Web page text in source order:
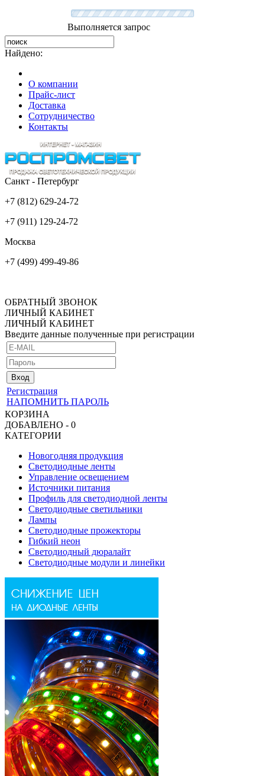
Выполняется запрос
Найдено:
О компании
Прайс-лист
Доставка
Сотрудничество
Контакты
Санкт - Петербург
+7 (812) 629-24-72
+7 (911) 129-24-72
Москва
+7 (499) 499-49-86
ОБРАТНЫЙ ЗВОНОК
ЛИЧНЫЙ КАБИНЕТ
ЛИЧНЫЙ КАБИНЕТ
Введите данные полученные при регистрации
Регистрация
НАПОМНИТЬ ПАРОЛЬ
КОРЗИНА
ДОБАВЛЕНО - 0
КАТЕГОРИИ
Новогодняя продукция
Светодиодные ленты
Управление освещением
Источники питания
Профиль для светодиодной ленты
Светодиодные светильники
Лампы
Светодиодные прожекторы
Гибкий неон
Светодиодный дюралайт
Светодиодные модули и линейки